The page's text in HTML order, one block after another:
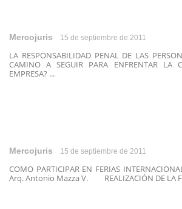
Mercojuris 15 de septiembre de 2011
LA RESPONSABILIDAD PENAL DE LAS
CAMINO A SEGUIR PARA ENFRENTAR LA
EMPRESA? ...
Mercojuris 15 de septiembre de 2011
COMO PARTICIPAR EN FERIAS
Arq. Antonio Mazza V. REALIZACIÓN DE LA